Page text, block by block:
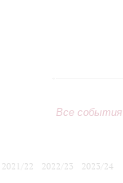
Все события
2021/22 2022/23
2023/24